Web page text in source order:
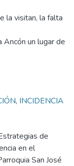
la visitan, la falta
Ancón un lugar de
, INCIDENCIA
de
en el
San José